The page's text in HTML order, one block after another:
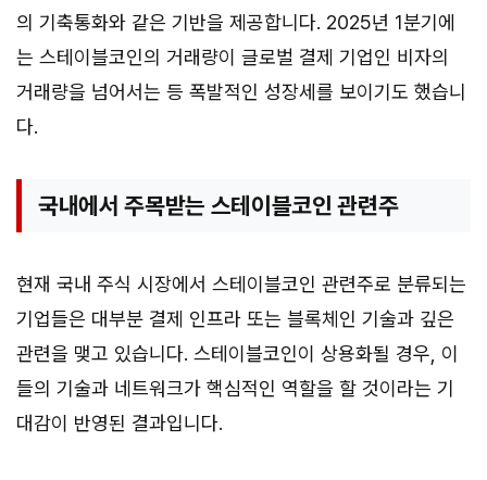
의 기축통화와 같은 기반을 제공합니다. 2025년 1분기에
는 스테이블코인의 거래량이 글로벌 결제 기업인 비자의
거래량을 넘어서는 등 폭발적인 성장세를 보이기도 했습니
다.
국내에서 주목받는 스테이블코인 관련주
현재 국내 주식 시장에서 스테이블코인 관련주로 분류되는
기업들은 대부분 결제 인프라 또는 블록체인 기술과 깊은
관련을 맺고 있습니다. 스테이블코인이 상용화될 경우, 이
들의 기술과 네트워크가 핵심적인 역할을 할 것이라는 기
대감이 반영된 결과입니다.